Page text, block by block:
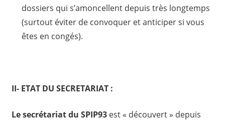
dossiers qui s’amoncellent depuis très longtemps
(surtout éviter de convoquer et anticiper si vous
êtes en congés).
II- ETAT DU SECRETARIAT :
Le secrétariat du SPIP93est « découvert » depuis